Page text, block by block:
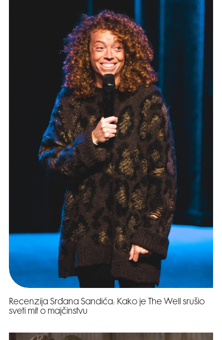
Recenzija Srđana Sandića: Kako je The Well srušio
sveti mit o majčinstvu